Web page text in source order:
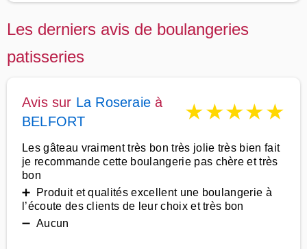
Les derniers avis de boulangeries
patisseries
Avis sur La Roseraie à
BELFORT
★★★★★
Les gâteau vraiment très bon très jolie très bien fait
je recommande cette boulangerie pas chère et très
bon
➕ Produit et qualités excellent une boulangerie à
l’écoute des clients de leur choix et très bon
➖ Aucun